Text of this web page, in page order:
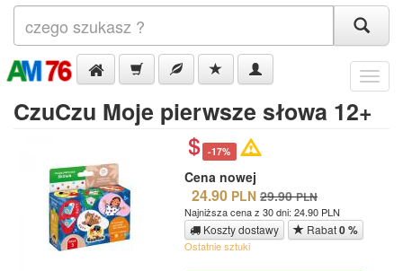
Menu
CzuCzu Moje pierwsze słowa 12+
-17%
Cena nowej
24.90 PLN 29.90 PLN
Najniższa cena z 30 dni: 24.90 PLN
Koszty dostawy Rabat0 %
Ostatnie sztuki